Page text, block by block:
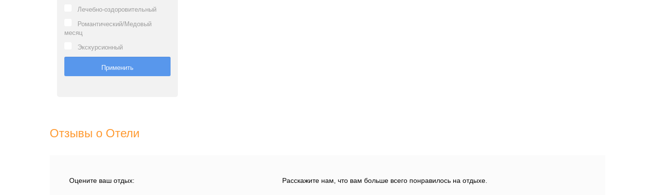
Лечебно-оздоровительный
Романтический/Медовый
месяц
Экскурсионный
Отзывы о Отели
Оцените ваш отдых: Расскажите нам, что вам больше всего понравилось на отдыхе.